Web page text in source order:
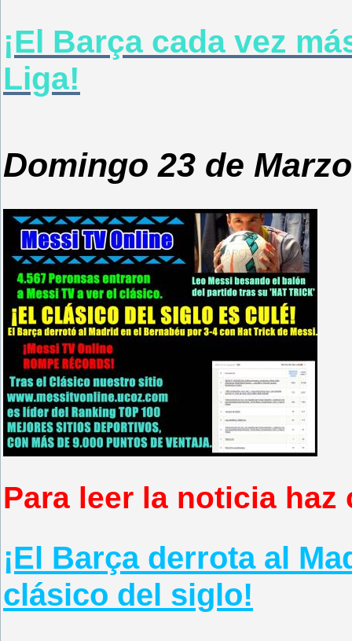
¡El Barça cada vez
Liga!
Domingo 23 de
Para leer la noticia haz
¡El Barça derrota al
clásico del siglo!